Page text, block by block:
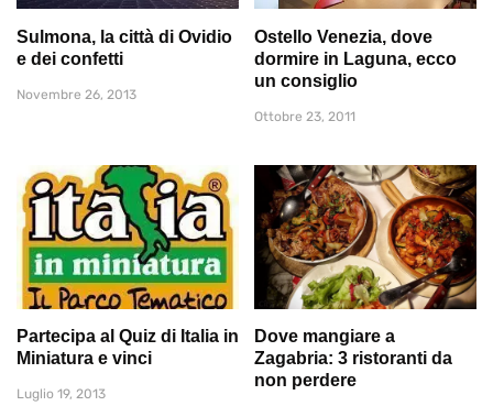
Sulmona, la città di Ovidio
e dei confetti
Novembre 26, 2013
Ostello Venezia, dove
dormire in Laguna, ecco
un consiglio
Ottobre 23, 2011
Partecipa al Quiz di Italia in
Miniatura e vinci
Luglio 19, 2013
Dove mangiare a
Zagabria: 3 ristoranti da
non perdere